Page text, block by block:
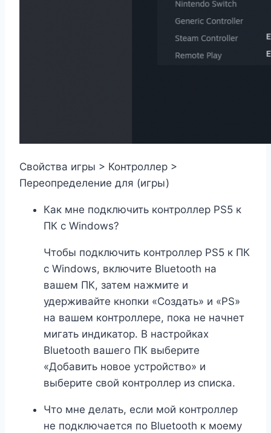
Свойства игры > Контроллер >
Переопределение для (игры)
Как мне подключить контроллер PS5 к
ПК с Windows?
Чтобы подключить контроллер PS5 к ПК
с Windows, включите Bluetooth на
вашем ПК, затем нажмите и
удерживайте кнопки «Создать» и «PS»
на вашем контроллере, пока не начнет
мигать индикатор. В настройках
Bluetooth вашего ПК выберите
«Добавить новое устройство» и
выберите свой контроллер из списка.
Что мне делать, если мой контроллер
не подключается по Bluetooth к моему